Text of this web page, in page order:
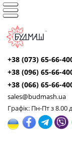
+38 (073) 65-66-
+38 (096) 65-66-
+38 (066) 65-66-
sales@budmash.ua
Графік: Пн-Пт з 8.00